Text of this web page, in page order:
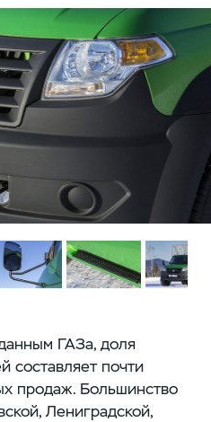
ГАЗа, доля
составляет почти
продаж. Большинство
Лениградской,